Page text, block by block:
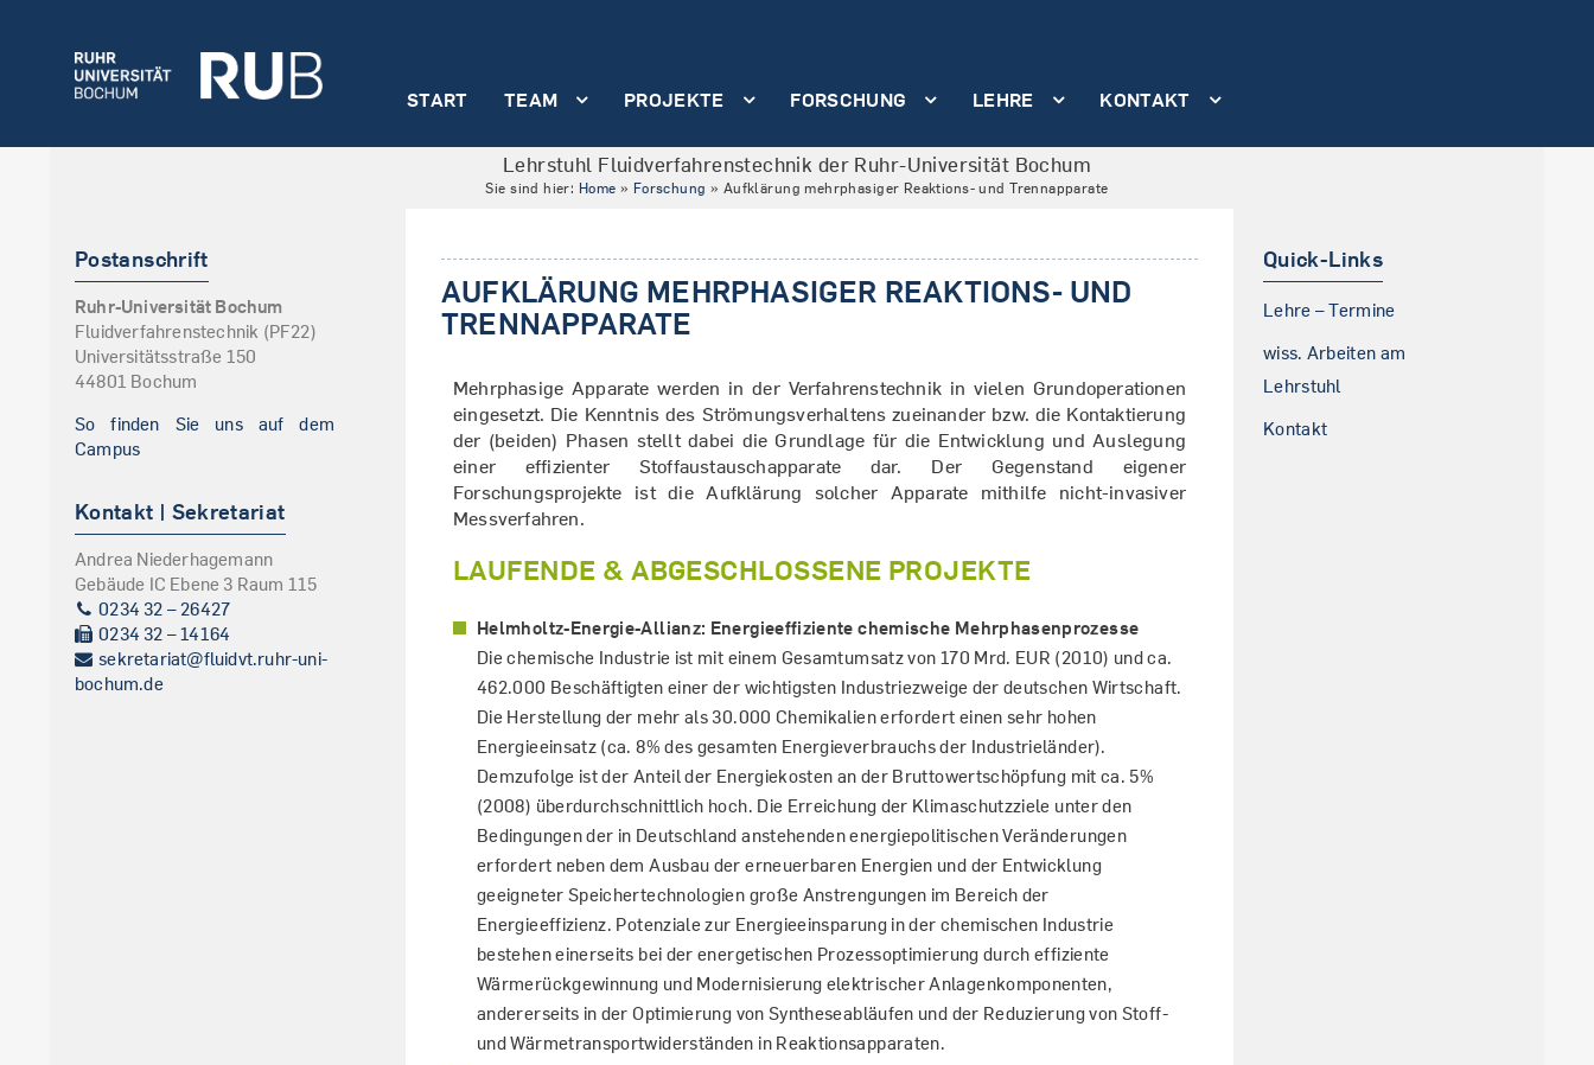
START TEAM PROJEKTE FORSCHUNG LEHRE KONTAKT
Lehrstuhl Fluidverfahrenstechnik der Ruhr-Universität Bochum
Sie sind hier: Home » Forschung » Aufklärung mehrphasiger Reaktions- und Trennapparate
Postanschrift
Ruhr-Universität Bochum
Fluidverfahrenstechnik (PF22)
Universitätsstraße 150
44801 Bochum
So finden Sie uns auf dem
Campus
Kontakt | Sekretariat
Andrea Niederhagemann
Gebäude IC Ebene 3 Raum 115
0234 32 – 26427
0234 32 – 14164
sekretariat@fluidvt.ruhr-uni-
bochum.de
AUFKLÄRUNG MEHRPHASIGER REAKTIONS- UND
TRENNAPPARATE
Mehrphasige Apparate werden in der Verfahrenstechnik in vielen Grundoperationen
eingesetzt. Die Kenntnis des Strömungsverhaltens zueinander bzw. die Kontaktierung
der (beiden) Phasen stellt dabei die Grundlage für die Entwicklung und Auslegung
einer effizienter Stoffaustauschapparate dar. Der Gegenstand eigener
Forschungsprojekte ist die Aufklärung solcher Apparate mithilfe nicht-invasiver
Messverfahren.
LAUFENDE & ABGESCHLOSSENE PROJEKTE
Helmholtz-Energie-Allianz: Energieeffiziente chemische Mehrphasenprozesse
Die chemische Industrie ist mit einem Gesamtumsatz von 170 Mrd. EUR (2010) und ca.
462.000 Beschäftigten einer der wichtigsten Industriezweige der deutschen Wirtschaft.
Die Herstellung der mehr als 30.000 Chemikalien erfordert einen sehr hohen
Energieeinsatz (ca. 8% des gesamten Energieverbrauchs der Industrieländer).
Demzufolge ist der Anteil der Energiekosten an der Bruttowertschöpfung mit ca. 5%
(2008) überdurchschnittlich hoch. Die Erreichung der Klimaschutzziele unter den
Bedingungen der in Deutschland anstehenden energiepolitischen Veränderungen
erfordert neben dem Ausbau der erneuerbaren Energien und der Entwicklung
geeigneter Speichertechnologien große Anstrengungen im Bereich der
Energieeffizienz. Potenziale zur Energieeinsparung in der chemischen Industrie
bestehen einerseits bei der energetischen Prozessoptimierung durch effiziente
Wärmerückgewinnung und Modernisierung elektrischer Anlagenkomponenten,
andererseits in der Optimierung von Syntheseabläufen und der Reduzierung von Stoff-
und Wärmetransportwiderständen in Reaktionsapparaten.
Quick-Links
Lehre – Termine
wiss. Arbeiten am
Lehrstuhl
Kontakt